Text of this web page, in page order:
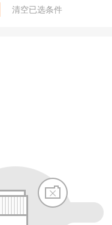
清空已选条件